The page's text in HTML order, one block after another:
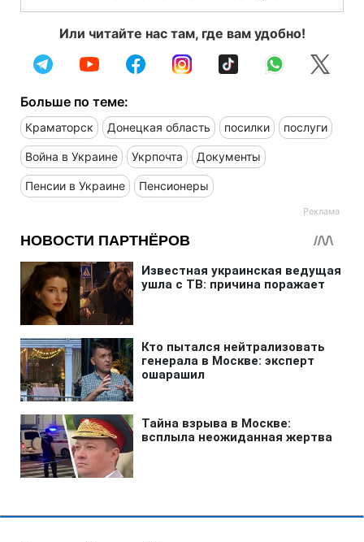
Или читайте нас там, где вам удобно!
Больше по теме:
Краматорск Донецкая область посилки послуги
Война в Украине Укрпочта Документы
Пенсии в Украине Пенсионеры